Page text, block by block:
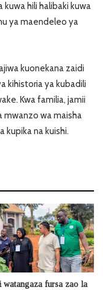
hili halibaki kuwa
ya maendeleo ya
kuonekana zaidi
kihistoria ya kubadili
Kwa familia, jamii
mwanzo wa maisha
kupika na kuishi.
watangaza fursa zao la